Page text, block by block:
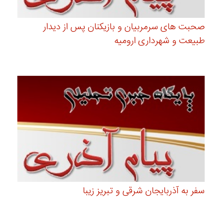
صحبت های سرمربیان و بازیکنان پس از دیدار
طبیعت و شهرداری ارومیه
سفر به آذربایجان شرقی و تبریز زیبا